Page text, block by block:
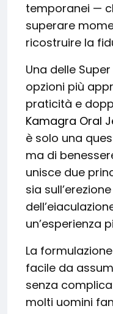
temporanei —
superare
ricostruire la
Una delle
opzioni più
praticità e
Kamagra Oral
è solo una
ma di
unisce due
sia
un’esperienza
La
facile da
senza
molti uomini